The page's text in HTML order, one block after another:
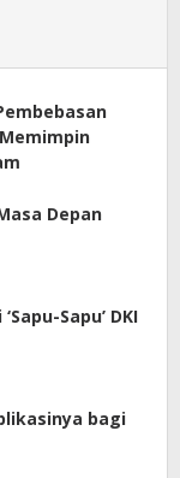
Depan
Sapu’ DKI
bagi